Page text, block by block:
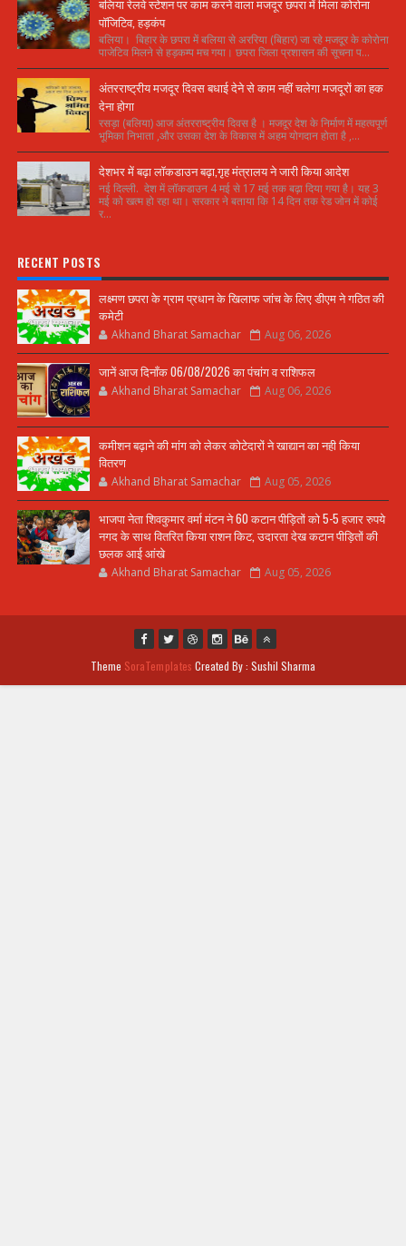
बलिया रेलवे स्टेशन पर काम करने वाला मजदूर छपरा में मिला कोरोना
पॉजिटिव, हड़कंप
बलिया। बिहार के छपरा में बलिया से अररिया (बिहार) जा रहे मजदूर के कोरोना
पाजेटिव मिलने से हड़कम्प मच गया। छपरा जिला प्रशासन की सूचना प...
अंतरराष्ट्रीय मजदूर दिवस बधाई देने से काम नहीं चलेगा मजदूरों का हक
देना होगा
रसड़ा (बलिया) आज अंतरराष्ट्रीय दिवस है । मजदूर देश के निर्माण में महत्वपूर्ण
भूमिका निभाता ,और उसका देश के विकास में अहम योगदान होता है ,...
देशभर में बढ़ा लॉकडाउन बढ़ा,गृह मंत्रालय ने जारी किया आदेश
नई दिल्ली. देश में लॉकडाउन 4 मई से 17 मई तक बढ़ा दिया गया है। यह 3
मई को खत्म हो रहा था। सरकार ने बताया कि 14 दिन तक रेड जोन में कोई
र...
RECENT POSTS
लक्ष्मण छपरा के ग्राम प्रधान के खिलाफ जांच के लिए डीएम ने गठित की
कमेटी
Akhand Bharat Samachar Aug 06, 2026
जानें आज दिनाँक 06/08/2026 का पंचांग व राशिफल
Akhand Bharat Samachar Aug 06, 2026
कमीशन बढ़ाने की मांग को लेकर कोटेदारों ने खाद्यान का नही किया
वितरण
Akhand Bharat Samachar Aug 05, 2026
भाजपा नेता शिवकुमार वर्मा मंटन ने 60 कटान पीड़ितों को 5-5 हजार रुपये
नगद के साथ वितरित किया राशन किट, उदारता देख कटान पीड़ितों की
छलक आई आंखे
Akhand Bharat Samachar Aug 05, 2026
Theme SoraTemplates Created By : Sushil Sharma